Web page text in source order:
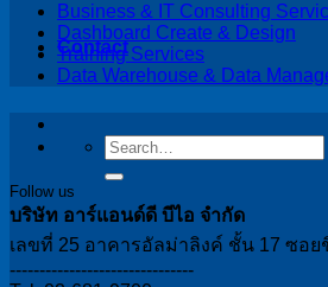
Contact
Business & IT Consulting
Dashboard Create & Design
Training Services
Data Warehouse & Data
Follow us
บริษัท อาร์แอนด์ดี บีไอ จำกัด
เลขที่ 25 อาคารอัลม่าลิงค์ ชั้น 17 ซอ
-------------------------------